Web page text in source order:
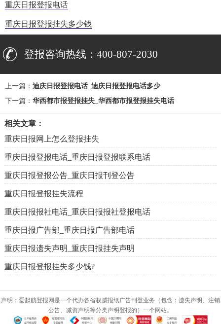
重庆日报登报电话
重庆日报登报挂失多少钱
登报咨询热线：400-807-2030
上一篇： 迪庆日报登报电话_迪庆日报登报电话多少
下一篇： 华西都市报登报挂失_华西都市报登报挂失电话
相关文章：
重庆日报网上怎么登报挂失
重庆日报登报电话_重庆日报登报联系电话
重庆日报登报公告_重庆日报刊登公告
重庆日报登报挂失流程
重庆日报报社电话_重庆日报报社登报电话
重庆日报广告部_重庆日报广告部电话
重庆日报遗失声明_重庆日报挂失声明
重庆日报登报挂失多少钱?
声明：爱起航登报网是一个代办各省权威报纸广告刊登业务（包含：遗失声明、注销
公告、减资声明等分类声明登报的）一个网站。